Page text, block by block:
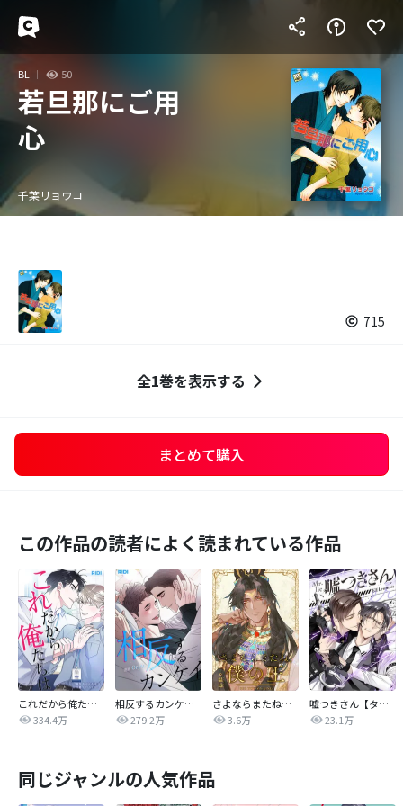
BL 50
若旦那にご用
心
千葉リョウコ
715
全1巻を表示する
まとめて購入
この作品の読者によく読まれている作品
これだから俺たちは
334.4万
相反するカンケイ【改訂版】
279.2万
さよならまたね、僕の王【タテヨミ】
3.6万
嘘つきさん【タテヨミ】
23.1万
同じジャンルの人気作品